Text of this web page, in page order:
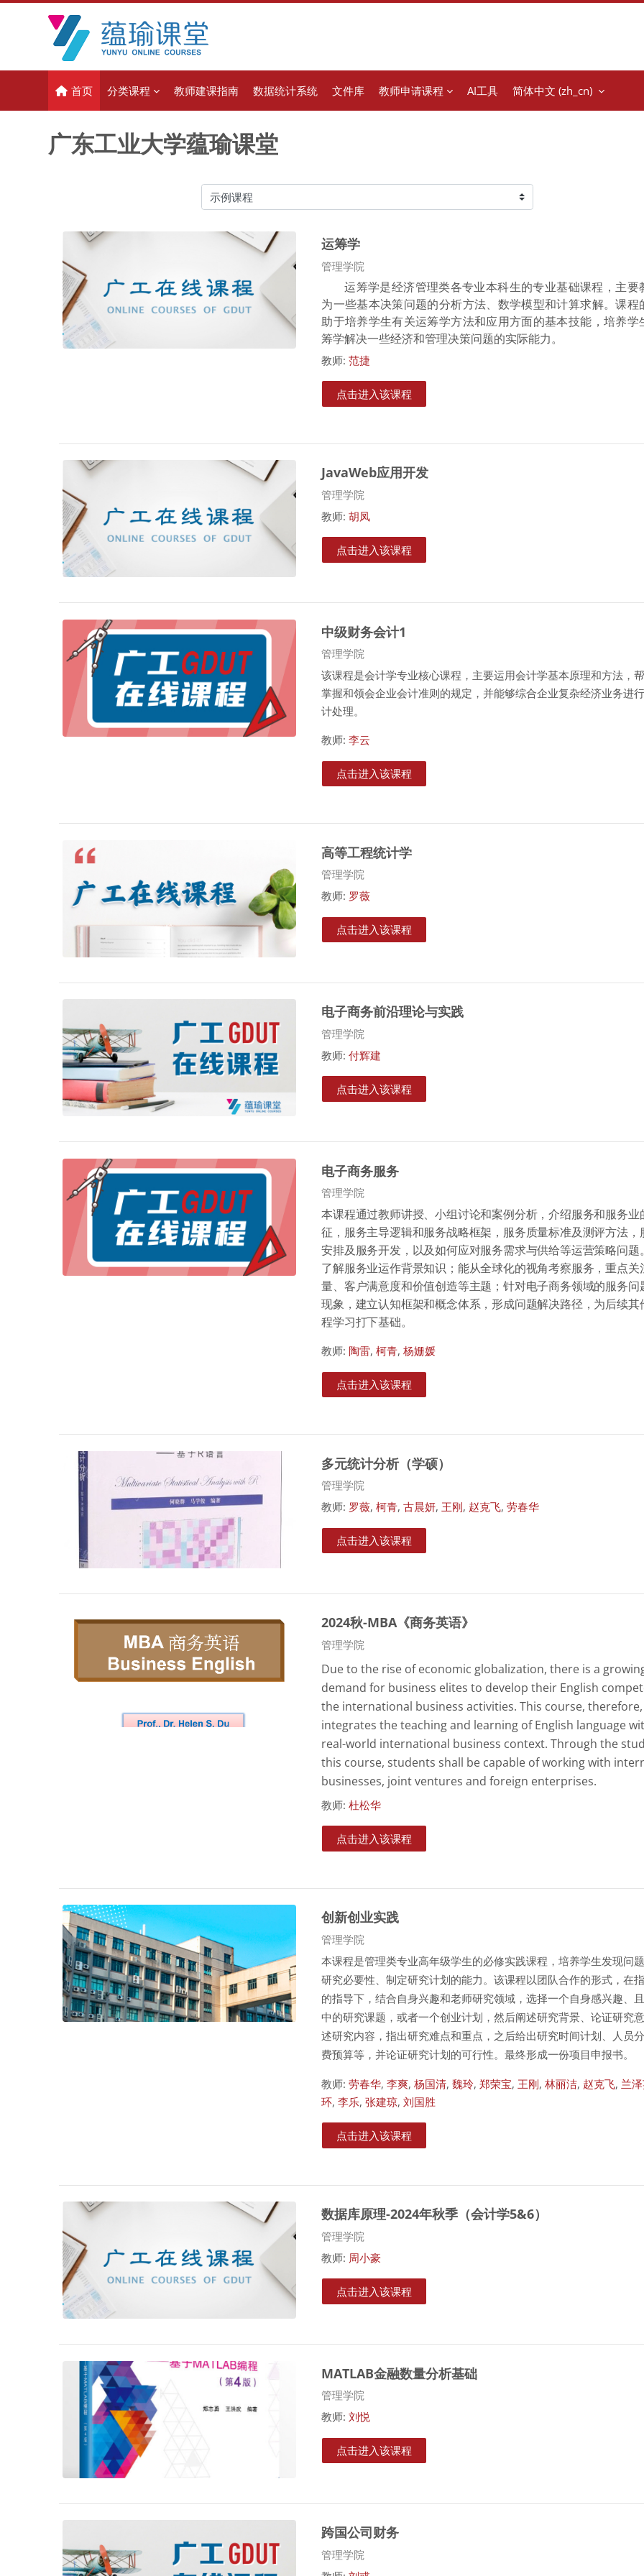
首页 分类课程 教师建课指南 数据统计系统 文件库 教师申请课程 AI工具 简体中文 ‎(zh_cn)‎
广东工业大学蕴瑜课堂
课程类别
运筹学
课程类别
管理学院
运筹学是经济管理类各专业本科生的专业基础课程，主要
为一些基本决策问题的分析方法、数学模型和计算求解。课程
助于培养学生有关运筹学方法和应用方面的基本技能，培养学
筹学解决一些经济和管理决策问题的实际能力。
教师:范捷
点击进入该课程
JavaWeb应用开发
课程类别
管理学院
教师:胡凤
点击进入该课程
中级财务会计1
课程类别
管理学院
该课程是会计学专业核心课程，主要运用会计学基本原理和方法，
掌握和领会企业会计准则的规定，并能够综合企业复杂经济业务进
计处理。
教师:李云
点击进入该课程
高等工程统计学
课程类别
管理学院
教师: 罗薇
点击进入该课程
电子商务前沿理论与实践
课程类别
管理学院
教师:付辉建
点击进入该课程
电子商务服务
课程类别
管理学院
本课程通过教师讲授、小组讨论和案例分析，介绍服务和服务业
征，服务主导逻辑和服务战略框架，服务质量标准及测评方法，
安排及服务开发，以及如何应对服务需求与供给等运营策略问题
了解服务业运作背景知识；能从全球化的视角考察服务，重点关
量、客户满意度和价值创造等主题；针对电子商务领域的服务问
现象，建立认知框架和概念体系，形成问题解决路径，为后续其
程学习打下基础。
教师:陶雷,柯青,杨姗媛
点击进入该课程
多元统计分析（学硕）
课程类别
管理学院
教师: 罗薇,柯青,古晨妍,王刚, 赵克飞,劳春华
点击进入该课程
2024秋-MBA《商务英语》
课程类别
管理学院
Due to the rise of economic globalization, there is a
demand for business elites to develop their English
the international business activities. This course, therefore,
integrates the teaching and learning of English language
real-world international business context. Through the
this course, students shall be capable of working with
businesses, joint ventures and foreign enterprises.
教师:杜松华
点击进入该课程
创新创业实践
课程类别
管理学院
本课程是管理类专业高年级学生的必修实践课程，培养学生发现问
研究必要性、制定研究计划的能力。该课程以团队合作的形式，在
的指导下，结合自身兴趣和老师研究领域，选择一个自身感兴趣、
中的研究课题，或者一个创业计划，然后阐述研究背景、论证研究
述研究内容，指出研究难点和重点，之后给出研究时间计划、人员
费预算等，并论证研究计划的可行性。最终形成一份项目申报书。
教师:劳春华,李爽,杨国清,魏玲,郑荣宝, 王刚,林丽洁, 赵克飞, 兰
环,李乐,张建琼,刘国胜
点击进入该课程
数据库原理-2024年秋季（会计学5&6）
课程类别
管理学院
教师: 周小豪
点击进入该课程
MATLAB金融数量分析基础
课程类别
管理学院
教师:刘悦
点击进入该课程
跨国公司财务
课程类别
管理学院